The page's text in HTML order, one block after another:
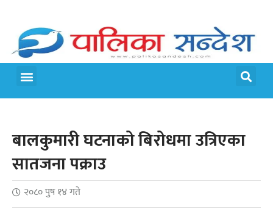
बालकुमारी घटनाको बिरोधमा उत्रिएका
सातजना पक्राउ
२०८० पुष १४ गते